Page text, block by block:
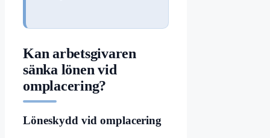
Kan arbetsgivaren
sänka lönen vid
omplacering?
Löneskydd vid omplacering